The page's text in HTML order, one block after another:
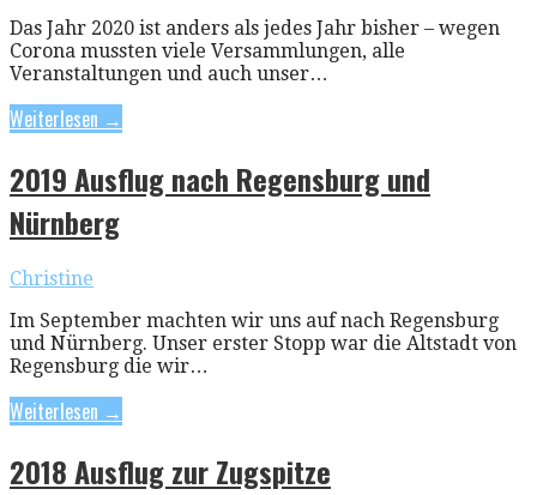
Das Jahr 2020 ist anders als jedes Jahr bisher – wegen
Corona mussten viele Versammlungen, alle
Veranstaltungen und auch unser…
Weiterlesen →
2019 Ausflug nach Regensburg und
Nürnberg
Christine
Im September machten wir uns auf nach Regensburg
und Nürnberg. Unser erster Stopp war die Altstadt von
Regensburg die wir…
Weiterlesen →
2018 Ausflug zur Zugspitze